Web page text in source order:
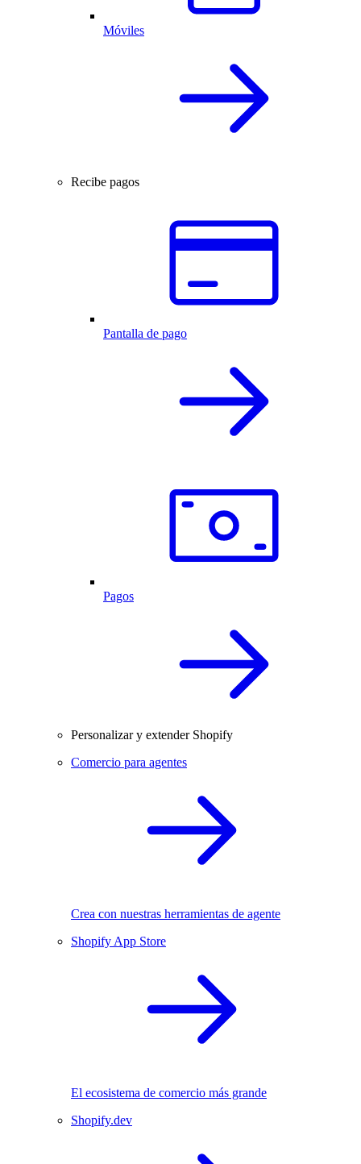
Móviles
Recibe pagos
Pantalla de pago
Pagos
Personalizar y extender Shopify
Comercio para agentes
Crea con nuestras herramientas de agente
Shopify App Store
El ecosistema de comercio más grande
Shopify.dev